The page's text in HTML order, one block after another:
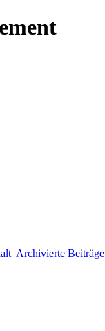
Archivierte Beiträge